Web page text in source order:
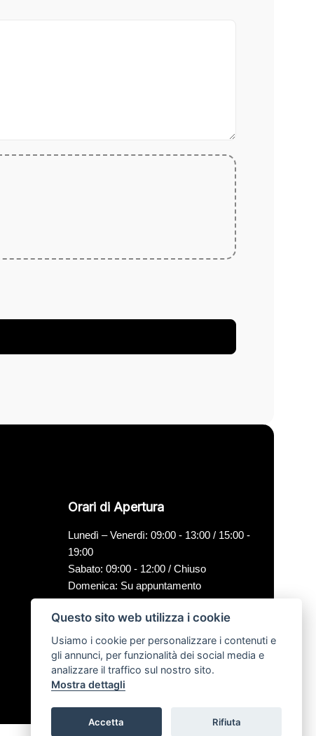
Questo sito web utilizza i cookie
Usiamo i cookie per personalizzare i contenuti e
gli annunci, per funzionalità dei social media e
analizzare il traffico sul nostro sito.
Mostra dettagli
Accetta Rifiuta
Orari di Apertura
Lunedì – Venerdì: 09:00 - 13:00 / 15:00 -
19:00
Sabato: 09:00 - 12:00 / Chiuso
Domenica: Su appuntamento